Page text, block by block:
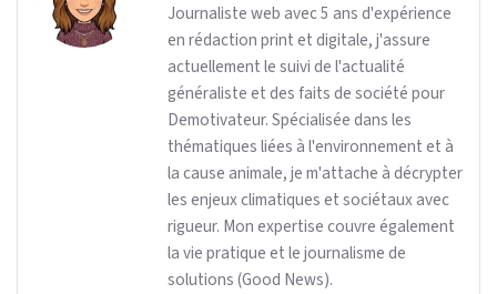
Journaliste web avec 5 ans d'expérience
en rédaction print et digitale, j'assure
actuellement le suivi de l'actualité
généraliste et des faits de société pour
Demotivateur. Spécialisée dans les
thématiques liées à l'environnement et à
la cause animale, je m'attache à décrypter
les enjeux climatiques et sociétaux avec
rigueur. Mon expertise couvre également
la vie pratique et le journalisme de
solutions (Good News).